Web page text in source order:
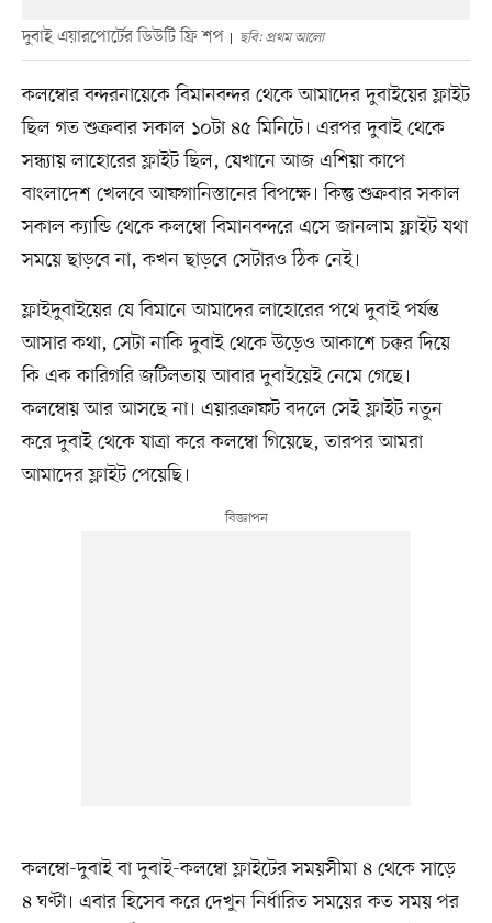
দুবাই এয়ারপোর্টের ডিউটি ফ্রি শপ ছবি: প্রথম আলো
কলম্বোর বন্দরনায়েকে বিমানবন্দর থেকে আমাদের দুবাইয়ের ফ্লাইট
ছিল গত শুক্রবার সকাল ১০টা ৪৫ মিনিটে। এরপর দুবাই থেকে
সন্ধ্যায় লাহোরের ফ্লাইট ছিল, যেখানে আজ এশিয়া কাপে
বাংলাদেশ খেলবে আফগানিস্তানের বিপক্ষে। কিন্তু শুক্রবার সকাল
সকাল ক্যান্ডি থেকে কলম্বো বিমানবন্দরে এসে জানলাম ফ্লাইট যথা
সময়ে ছাড়বে না, কখন ছাড়বে সেটারও ঠিক নেই।
ফ্লাইদুবাইয়ের যে বিমানে আমাদের লাহোরের পথে দুবাই পর্যন্ত
আসার কথা, সেটা নাকি দুবাই থেকে উড়েও আকাশে চক্কর দিয়ে
কি এক কারিগরি জটিলতায় আবার দুবাইয়েই নেমে গেছে।
কলম্বোয় আর আসছে না। এয়ারক্রাফট বদলে সেই ফ্লাইট নতুন
করে দুবাই থেকে যাত্রা করে কলম্বো গিয়েছে, তারপর আমরা
আমাদের ফ্লাইট পেয়েছি।
কলম্বো-দুবাই বা দুবাই-কলম্বো ফ্লাইটের সময়সীমা ৪ থেকে সাড়ে
৪ ঘণ্টা। এবার হিসেব করে দেখুন নির্ধারিত সময়ের কত সময় পর